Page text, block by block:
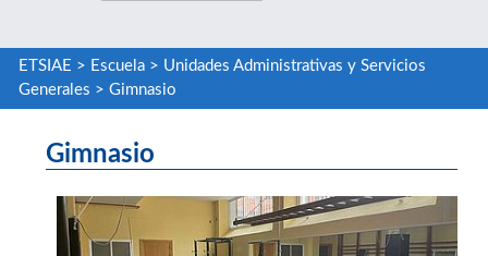
ETSIAE > Escuela> Unidades Administrativas y Servicios
Generales > Gimnasio
Gimnasio